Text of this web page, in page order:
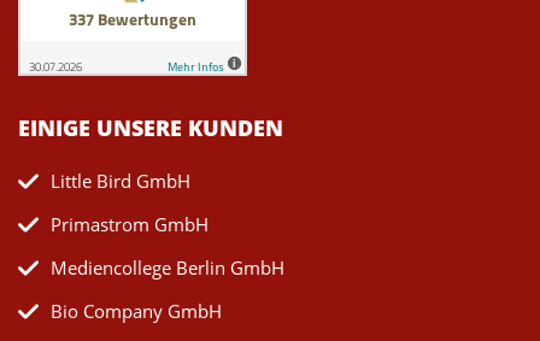
EINIGE UNSERE KUNDEN
Little Bird GmbH
Primastrom GmbH
Mediencollege Berlin GmbH
Bio Company GmbH